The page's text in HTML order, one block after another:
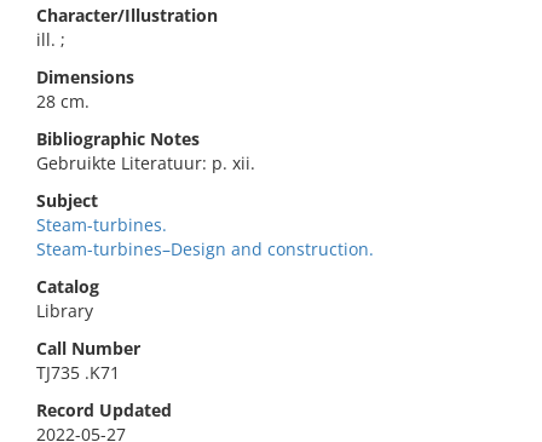
Character/Illustration
ill. ;
Dimensions
28 cm.
Bibliographic Notes
Gebruikte Literatuur: p. xii.
Subject
Steam-turbines.
Steam-turbines–Design and construction.
Catalog
Library
Call Number
TJ735 .K71
Record Updated
2022-05-27